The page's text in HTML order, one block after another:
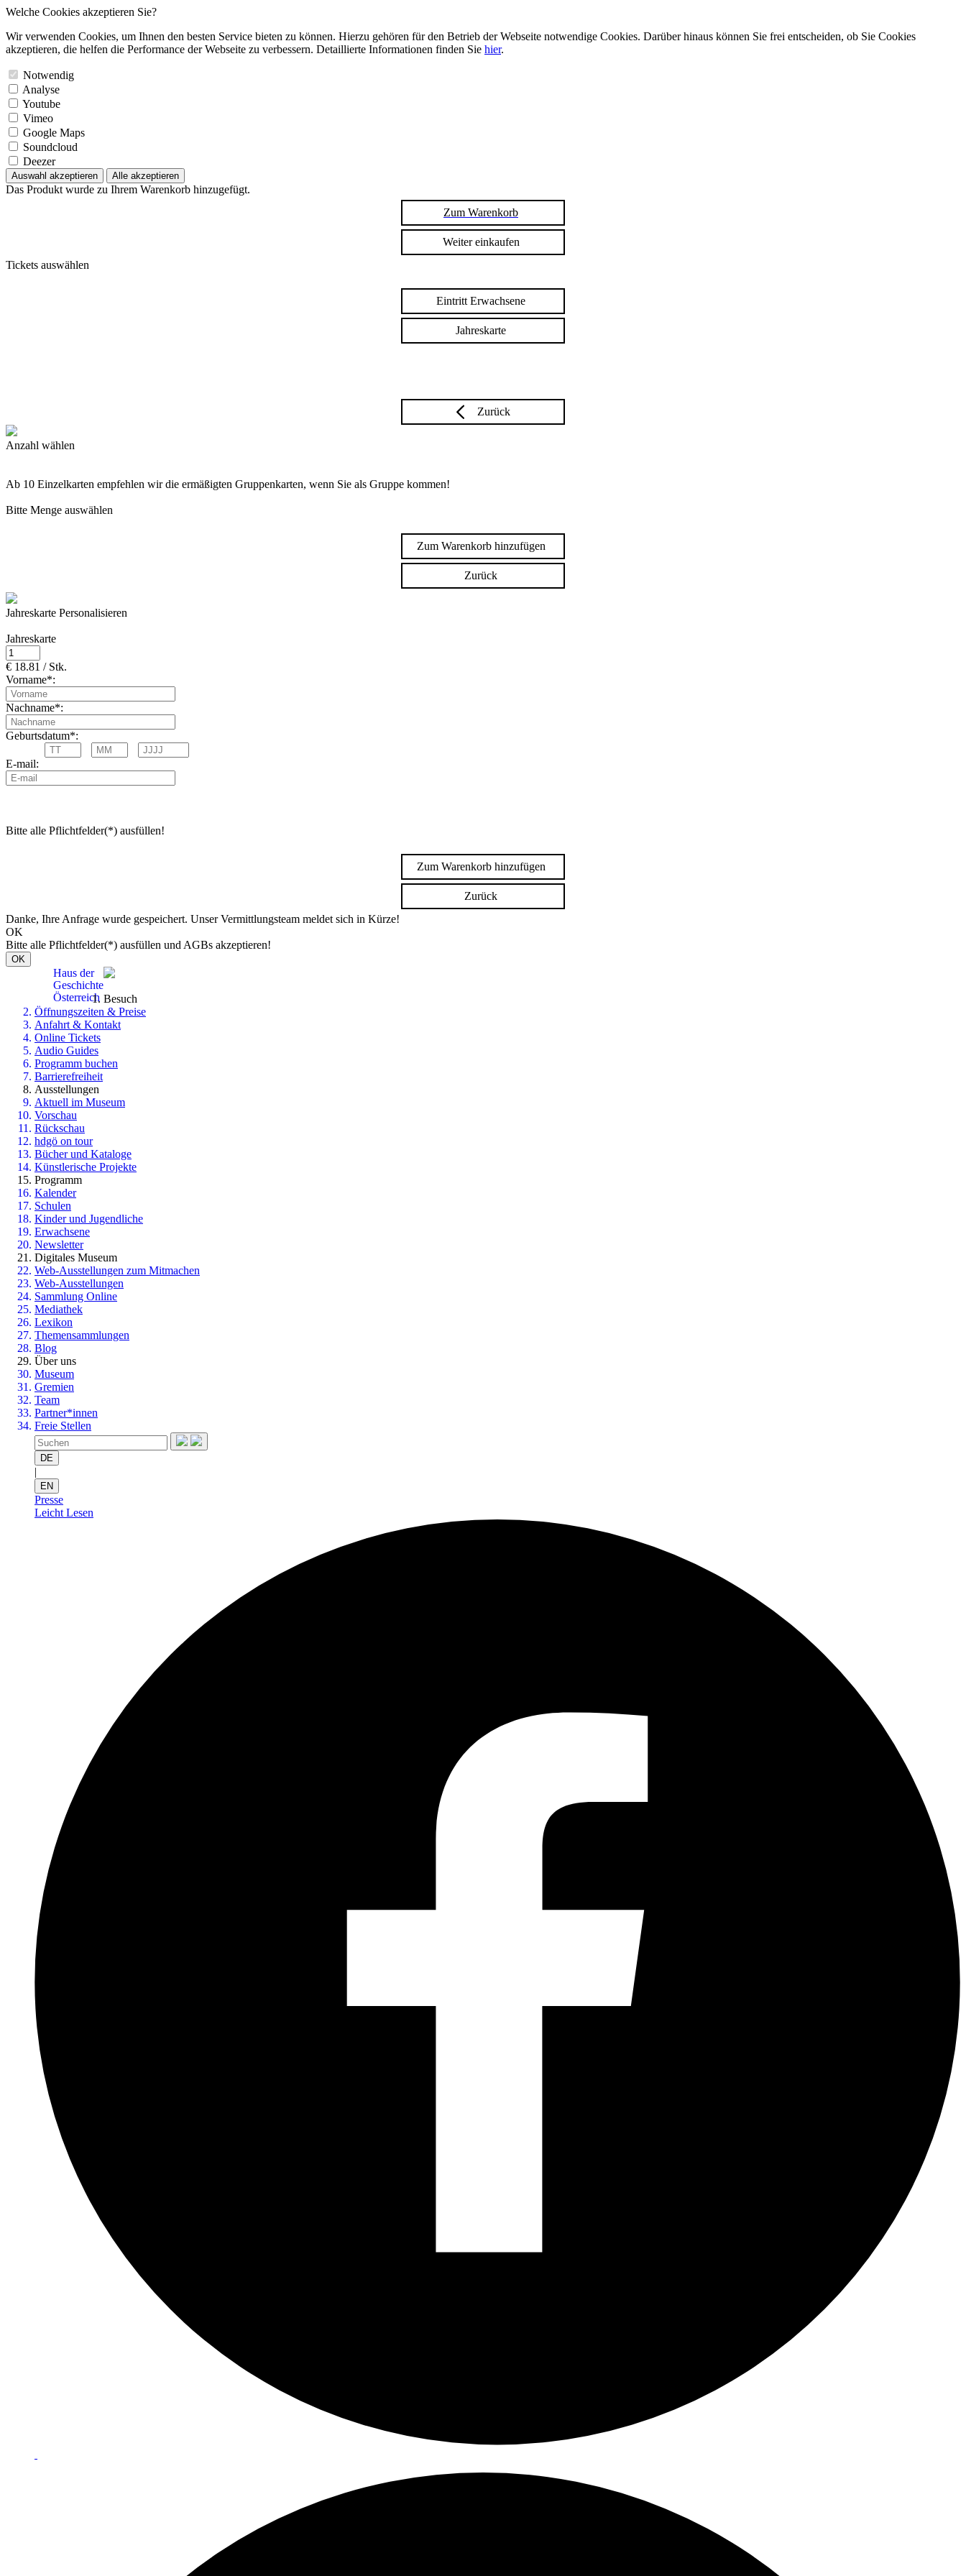
Welche Cookies akzeptieren Sie?
Wir verwenden Cookies, um Ihnen den besten Service bieten zu können. Hierzu gehören für den Betrieb der Webseite notwendige Cookies. Darüber hinaus können Sie frei entscheiden, ob Sie Cookies
akzeptieren, die helfen die Performance der Webseite zu verbessern. Detaillierte Informationen finden Sie hier.
Notwendig
Analyse
Youtube
Vimeo
Google Maps
Soundcloud
Deezer
Auswahl akzeptieren Alle akzeptieren
Das Produkt wurde zu Ihrem Warenkorb hinzugefügt.
Zum Warenkorb
Weiter einkaufen
Tickets auswählen
Eintritt Erwachsene
Jahreskarte
Zurück
Anzahl wählen
Ab 10 Einzelkarten empfehlen wir die ermäßigten Gruppenkarten, wenn Sie als Gruppe kommen!
Bitte Menge auswählen
Zum Warenkorb hinzufügen
Zurück
Jahreskarte Personalisieren
Jahreskarte
€ 18.81 / Stk.
Vorname*:
Nachname*:
Geburtsdatum*:
E-mail:
Bitte alle Pflichtfelder(*) ausfüllen!
Zum Warenkorb hinzufügen
Zurück
Danke, Ihre Anfrage wurde gespeichert. Unser Vermittlungsteam meldet sich in Kürze!
OK
Bitte alle Pflichtfelder(*) ausfüllen und AGBs akzeptieren!
OK
Haus der
Geschichte
Österreich Besuch
Öffnungszeiten & Preise
Anfahrt & Kontakt
Online Tickets
Audio Guides
Programm buchen
Barrierefreiheit
Ausstellungen
Aktuell im Museum
Vorschau
Rückschau
hdgö on tour
Bücher und Kataloge
Künstlerische Projekte
Programm
Kalender
Schulen
Kinder und Jugendliche
Erwachsene
Newsletter
Digitales Museum
Web-Ausstellungen zum Mitmachen
Web-Ausstellungen
Sammlung Online
Mediathek
Lexikon
Themensammlungen
Blog
Über uns
Museum
Gremien
Team
Partner*innen
Freie Stellen
DE
|
EN
Presse
Leicht Lesen